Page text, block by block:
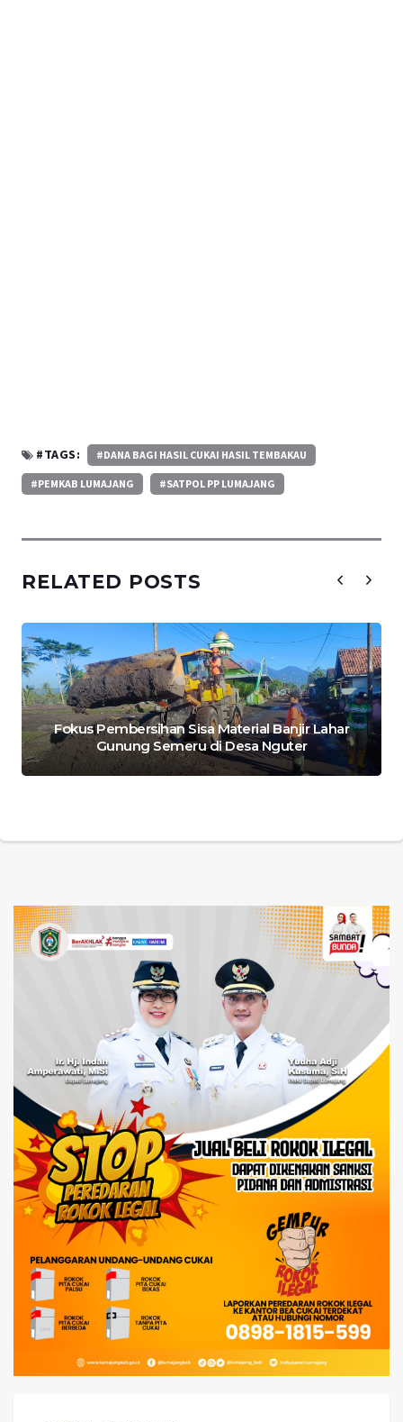
#TAGS: #DANA BAGI HASIL CUKAI HASIL TEMBAKAU
#PEMKAB LUMAJANG #SATPOL PP LUMAJANG
RELATED POSTS
Fokus Pembersihan Sisa Material Banjir Lahar
Gunung Semeru di Desa Nguter